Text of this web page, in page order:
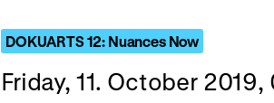
DOKUARTS 12: Nuances Now
Friday, 11. October